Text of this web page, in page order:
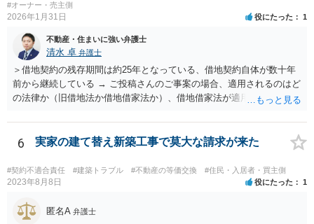
#オーナー・売主側
2026年1月31日 役にたった 1
不動産・住まいに強い弁護士
清水 卓 弁護士
＞借地契約の残存期間は約25年となっている、借地契約自体が数十年
前から継続している → ご投稿さんのご事案の場合、適用されるのはど
の法律か（旧借地法か借地借家法か）、借地借家法が適用される場合
ないことを前提とする契約か、借地借家法の更新に関する規定の適用
のある契約か）等につき、まず、お父様が締結されている契約書の内
で、契約書の内容や適用される法律等に基づき、今後の対応を検討な
されるべきでしょう。 借地契約自体が数十年前から継続している等
時期によっては、借地借家法ではなく、旧借地法が適用されるご事案
6 実家の建て替え新築工事で莫大な請求が来た
#契約不適合責任 #建築トラブル #不動産の等価交換 #住民・入居者・買主側
2023年8月8日 役にたった 1
匿名A 弁護士